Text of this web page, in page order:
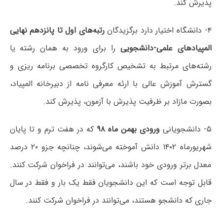
پذیرش کند.
۴- دانشگاه اختیار دارد برگزیدگان
رتبه‌های اول تا پانزدهم نهایی
المپیادهای علمی-دانشجویی را برای ورود به همان رشته یا
رشته‌های مرتبط به تشخیص کارگروه تخصصی برنامه ریزی و
گسترش آموزش عالی با ارئه معرفی نامه از دبیرخانه المپیاد،
بصورت مازاد بر ظرفیت پذیرش با آزمون، پذیرش کند.
۵- دانشجویانی ورودی بهمن ماه ۹۸
که در هفت ترم و تا پایان
شهریورماه ۱۴۰۲ دانش آموخته می‌شوند، چنانچه جزو ۲۰ درصد
معدل برتر ورودی خود باشند، می‌توانند در فراخوان شرکت کنند.
قابل توجه است که این دانشجویان فقط یک بار و فقط در سال
جاری که دانشجو هستند، می‌توانند در فراخوان شرکت کنند.